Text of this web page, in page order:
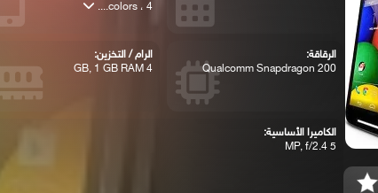
colors ، 4....
الرقاقة:
Qualcomm Snapdragon 200
الرام / التخزين:
4 GB, 1 GB RAM
الكاميرا الأساسية:
5 MP, f/2.4